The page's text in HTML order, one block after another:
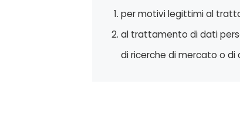
per motivi legittimi al
al trattamento di dati
di ricerche di mercato o di